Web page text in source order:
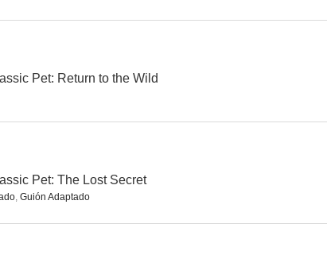
Pet: Return to the Wild
Pet: The Lost Secret
, Guión Adaptado